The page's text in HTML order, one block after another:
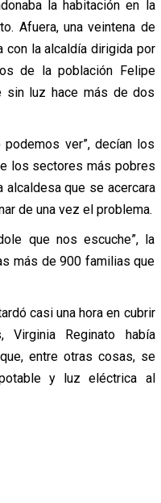
la habitación en la
Afuera, una veintena de
la alcaldía dirigida por
de la población Felipe
sin luz hace más de dos
ver”, decían los
los sectores más pobres
alcaldesa que se acercara
de una vez el problema.
que nos escuche”, la
más de 900 familias que
casi una hora en cubrir
Reginato había
entre otras cosas, se
y luz eléctrica al